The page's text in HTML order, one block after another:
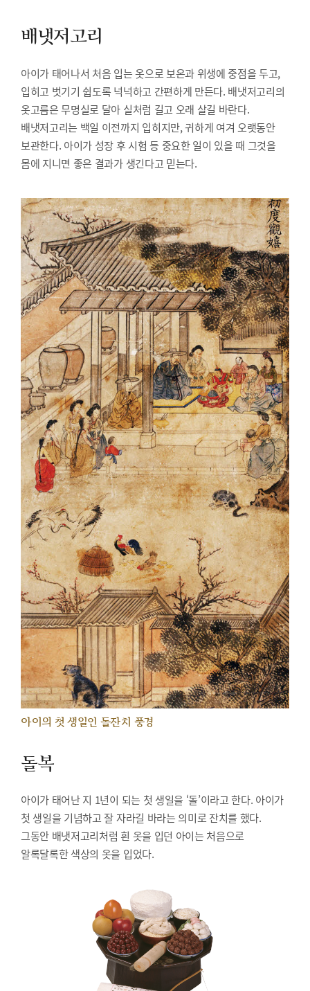
배냇저고리
아이가 태어나서 처음 입는 옷으로 보온과 위생에 중점을 두고,
입히고 벗기기 쉽도록 넉넉하고 간편하게 만든다. 배냇저고리의
옷고름은 무명실로 달아 실처럼 길고 오래 살길 바란다.
배냇저고리는 백일 이전까지 입히지만, 귀하게 여겨 오랫동안
보관한다. 아이가 성장 후 시험 등 중요한 일이 있을 때 그것을
몸에 지니면 좋은 결과가 생긴다고 믿는다.
아이의 첫 생일인 돌잔치 풍경
돌복
아이가 태어난 지 1년이 되는 첫 생일을 ‘돌’이라고 한다. 아이가
첫 생일을 기념하고 잘 자라길 바라는 의미로 잔치를 했다.
그동안 배냇저고리처럼 흰 옷을 입던 아이는 처음으로
알록달록한 색상의 옷을 입었다.